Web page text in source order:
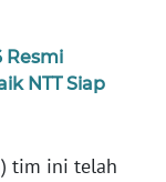
Resmi
NTT Siap
tim ini telah